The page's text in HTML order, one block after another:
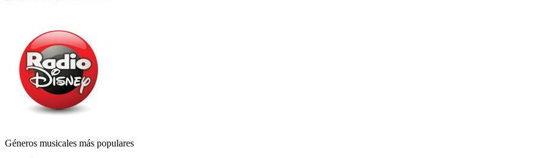
Géneros musicales más populares